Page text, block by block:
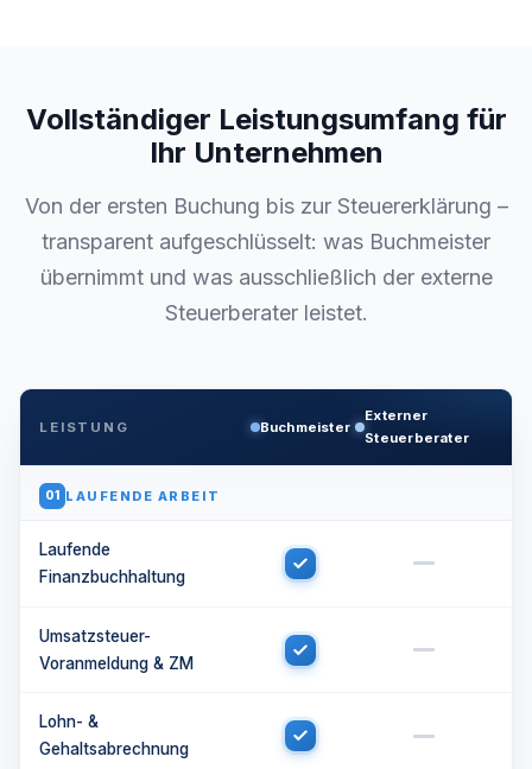
Vollständiger Leistungsumfang für
Ihr Unternehmen
Von der ersten Buchung bis zur Steuererklärung –
transparent aufgeschlüsselt: was Buchmeister
übernimmt und was ausschließlich der externe
Steuerberater leistet.
LEISTUNG Buchmeister
Externer
Steuerberater
01 LAUFENDE ARBEIT
Laufende
Finanzbuchhaltung
Umsatzsteuer-
Voranmeldung & ZM
Lohn- &
Gehaltsabrechnung